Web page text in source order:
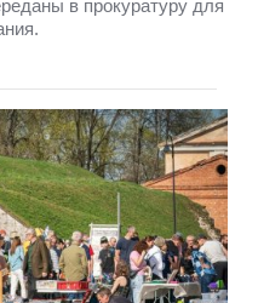
в прокуратуру для